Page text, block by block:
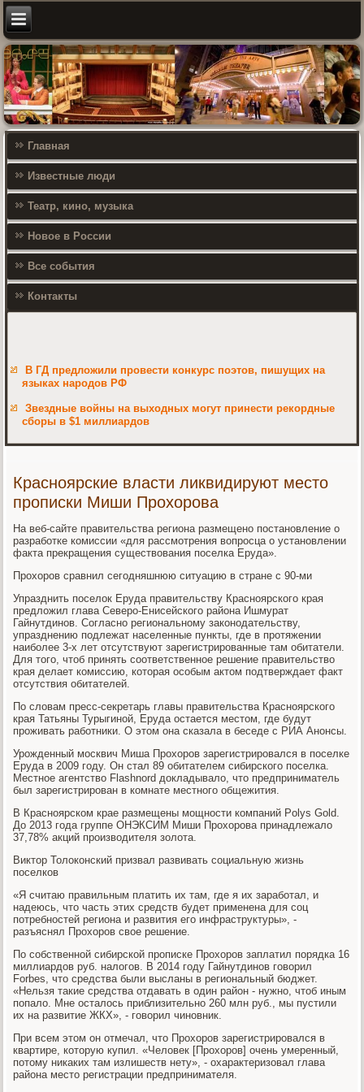
Главная
Известные люди
Театр, кино, музыка
Новое в России
Все события
Контакты
В ГД предложили провести конкурс поэтов, пишущих на
языках народов РФ
Звездные войны на выходных могут принести рекордные
сборы в $1 миллиардов
Красноярские власти ликвидируют место
прописки Миши Прохорова
На веб-сайте правительства региона размещено постановление о
разработке комиссии «для рассмотрения вопросца о установлении
факта прекращения существования поселка Еруда».
Прохоров сравнил сегодняшнюю ситуацию в стране с 90-ми
Упразднить поселок Еруда правительству Красноярского края
предложил глава Северо-Енисейского района Ишмурат
Гайнутдинов. Согласно региональному законодательству,
упразднению подлежат населенные пункты, где в протяжении
наиболее 3-х лет отсутствуют зарегистрированные там обитатели.
Для того, чтоб принять соответственное решение правительство
края делает комиссию, которая особым актом подтверждает факт
отсутствия обитателей.
По словам пресс-секретарь главы правительства Красноярского
края Татьяны Турыгиной, Еруда остается местом, где будут
проживать работники. О этом она сказала в беседе с РИА Анонсы.
Урожденный москвич Миша Прохоров зарегистрировался в поселке
Еруда в 2009 году. Он стал 89 обитателем сибирского поселка.
Местное агентство Flashnord докладывало, что предприниматель
был зарегистрирован в комнате местного общежития.
В Красноярском крае размещены мощности компаний Polys Gold.
До 2013 года группе ОНЭКСИМ Миши Прохорова принадлежало
37,78% акций производителя золота.
Виктор Толоконский призвал развивать социальную жизнь
поселков
«Я считаю правильным платить их там, где я их заработал, и
надеюсь, что часть этих средств будет применена для соц
потребностей региона и развития его инфраструктуры», -
разъяснял Прохоров свое решение.
По собственной сибирской прописке Прохоров заплатил порядка 16
миллиардов руб. налогов. В 2014 году Гайнутдинов говорил
Forbes, что средства были высланы в региональный бюджет.
«Нельзя такие средства отдавать в один район - нужно, чтоб иным
попало. Мне осталось приблизительно 260 млн руб., мы пустили
их на развитие ЖКХ», - говорил чиновник.
При всем этом он отмечал, что Прохоров зарегистрировался в
квартире, которую купил. «Человек [Прохоров] очень умеренный,
потому никаких там излишеств нету», - охарактеризовал глава
района место регистрации предпринимателя.